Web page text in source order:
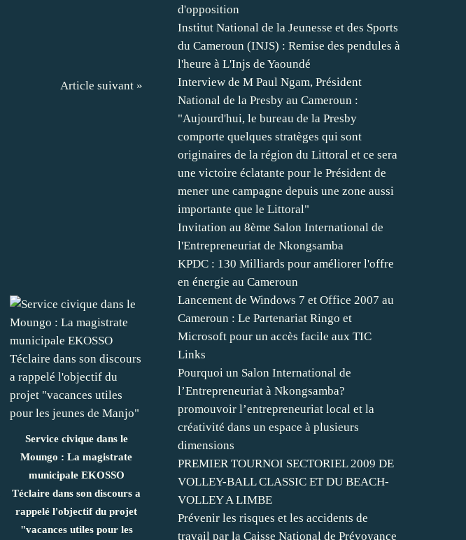
Article suivant »
Service civique dans le
Moungo : La magistrate
municipale EKOSSO
Téclaire dans son discours a
rappelé l'objectif du projet
"vacances utiles pour les
d'opposition
Institut National de la Jeunesse et des Sports
du Cameroun (INJS) : Remise des pendules à
l'heure à L'Injs de Yaoundé
Interview de M Paul Ngam, Président
National de la Presby au Cameroun :
"Aujourd'hui, le bureau de la Presby
comporte quelques stratèges qui sont
originaires de la région du Littoral et ce sera
une victoire éclatante pour le Président de
mener une campagne depuis une zone aussi
importante que le Littoral"
Invitation au 8ème Salon International de
l'Entrepreneuriat de Nkongsamba
KPDC : 130 Milliards pour améliorer l'offre
en énergie au Cameroun
Lancement de Windows 7 et Office 2007 au
Cameroun : Le Partenariat Ringo et
Microsoft pour un accès facile aux TIC
Links
Pourquoi un Salon International de
l’Entrepreneuriat à Nkongsamba?
promouvoir l’entrepreneuriat local et la
créativité dans un espace à plusieurs
dimensions
PREMIER TOURNOI SECTORIEL 2009 DE
VOLLEY-BALL CLASSIC ET DU BEACH-
VOLLEY A LIMBE
Prévenir les risques et les accidents de
travail par la Caisse National de Prévoyance